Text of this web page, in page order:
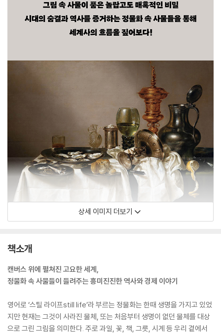
상세 이미지 더보기
책소개
캔버스 위에 펼쳐진 고요한 세계,
정물화 속 사물들이 들려주는 흥미진진한 역사와 경제 이야기
영어로 ‘스틸 라이프still life’라 부르는 정물화는 한때 생명을 가지고 있었
지만 현재는 그것이 사라진 물체, 또는 처음부터 생명이 없던 물체를 대상
으로 그린 그림을 의미한다. 주로 과일, 꽃, 책, 그릇, 시계 등 우리 곁에서